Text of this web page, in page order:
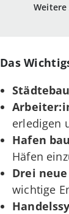
Das
Städtebau
erledigen
Hafen
Häfen
Drei neue
wichtige